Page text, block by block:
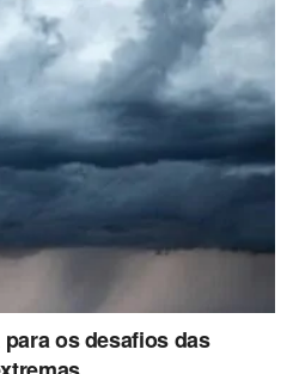
os desafios das